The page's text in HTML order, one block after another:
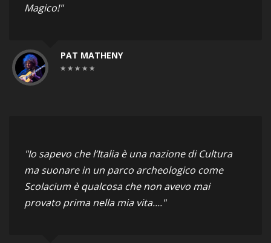
Magico!"
PAT MATHENY
"Io sapevo che l’Italia è una nazione di Cultura
ma suonare in un parco archeologico come
Scolacium è qualcosa che non avevo mai
provato prima nella mia vita...."